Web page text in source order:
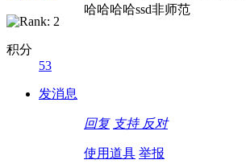
积分
53
发消息
哈哈哈哈ssd非师范
回复 支持 反对
使用道具 举报